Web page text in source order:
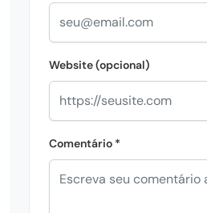
Website (opcional)
Comentário *